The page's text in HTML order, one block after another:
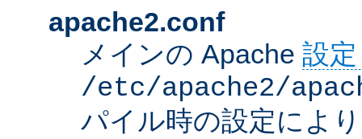
apache2.conf
メインの Apache 設
/etc/apache2/
パイル時の設定によ